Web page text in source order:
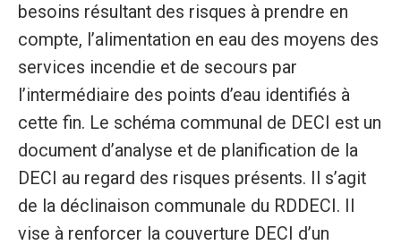
besoins résultant des risques à prendre en
compte, l’alimentation en eau des moyens des
services incendie et de secours par
l’intermédiaire des points d’eau identifiés à
cette fin. Le schéma communal de DECI est un
document d’analyse et de planification de la
DECI au regard des risques présents. Il s’agit
de la déclinaison communale du RDDECI. Il
vise à renforcer la couverture DECI d’un